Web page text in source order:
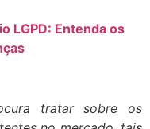
LGPD: Entenda os
tratar sobre os